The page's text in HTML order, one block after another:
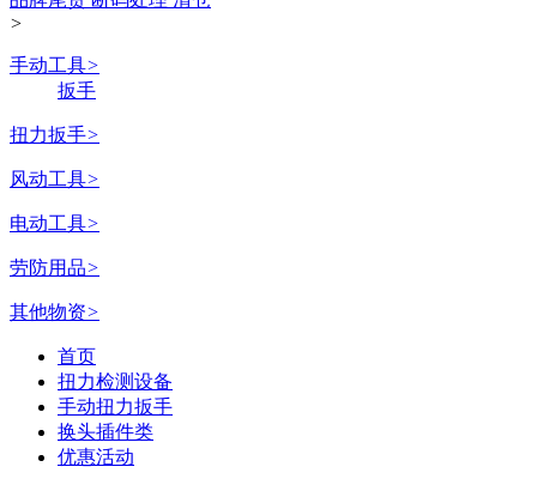
>
手动工具>
扳手
扭力扳手>
风动工具>
电动工具>
劳防用品>
其他物资>
首页
扭力检测设备
手动扭力扳手
换头插件类
优惠活动